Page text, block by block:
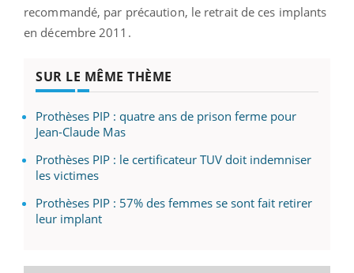
recommandé, par précaution, le retrait de ces implants
en décembre 2011.
SUR LE MÊME THÈME
Prothèses PIP : quatre ans de prison ferme pour
Jean-Claude Mas
Prothèses PIP : le certificateur TUV doit indemniser
les victimes
Prothèses PIP : 57% des femmes se sont fait retirer
leur implant